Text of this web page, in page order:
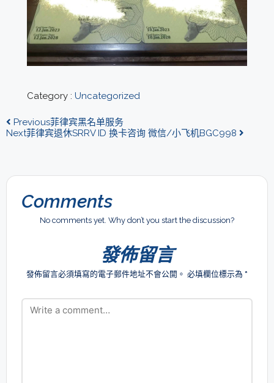
Category : Uncategorized
Previous菲律宾黑名单服务
Next菲律宾退休SRRV ID 换卡咨询 微信/小飞机BGC998
Comments
No comments yet. Why don’t you start the discussion?
發佈留言
發佈留言必須填寫的電子郵件地址不會公開。 必填欄位標示為 *